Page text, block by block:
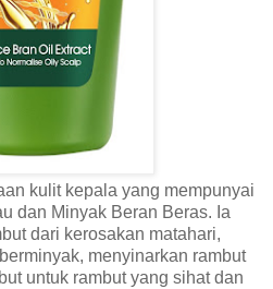
kulit kepala yang mempunyai
dan Minyak Beran Beras. Ia
dari kerosakan matahari,
menyinarkan rambut
untuk rambut yang sihat dan